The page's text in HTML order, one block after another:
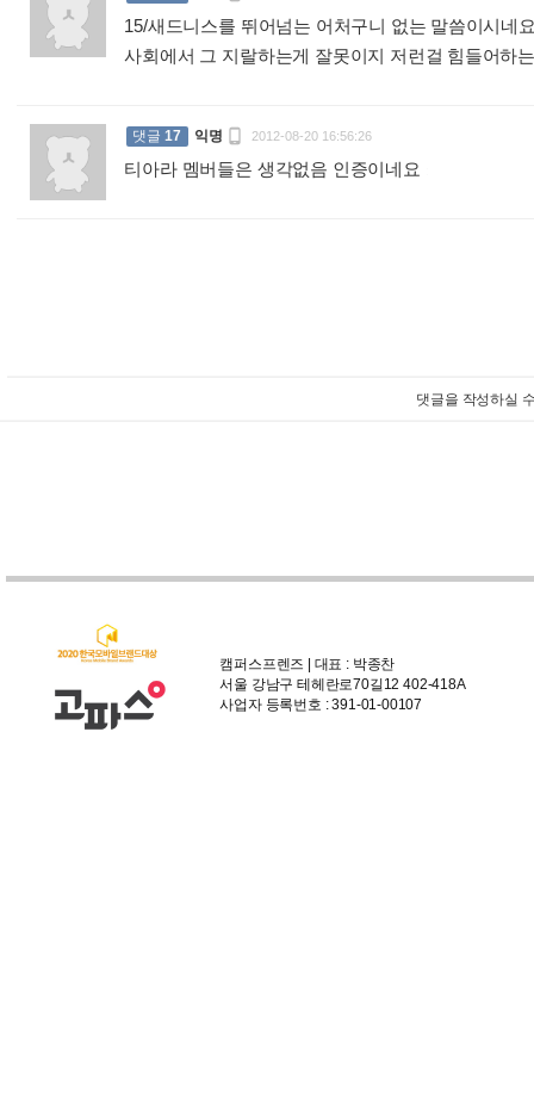
15/새드니스를 뛰어넘는 어처구니 없는 말씀이시네
사회에서 그 지랄하는게 잘못이지 저런걸 힘들어하
댓글 17 익명  2012-08-20 16:56:26
티아라 멤버들은 생각없음 인증이네요
댓글을 작성하실
캠퍼스프렌즈 | 대표 : 박종찬
서울 강남구 테헤란로70길12 402-418A
사업자 등록번호 : 391-01-00107